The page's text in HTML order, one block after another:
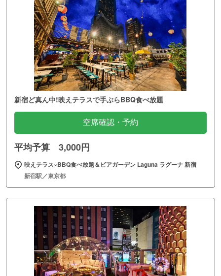
新宿ど真ん中!映えテラスで手ぶらBBQ食べ放題
空席確認・予約
平均予算 3,000円
映えテラス×BBQ食べ放題＆ビアガーデン Laguna ラグーナ 新宿
新宿駅／東京都